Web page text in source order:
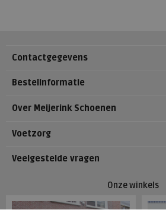
Contactgegevens
Bestelinformatie
Over Meijerink Schoenen
Voetzorg
Veelgestelde vragen
Onze winkels